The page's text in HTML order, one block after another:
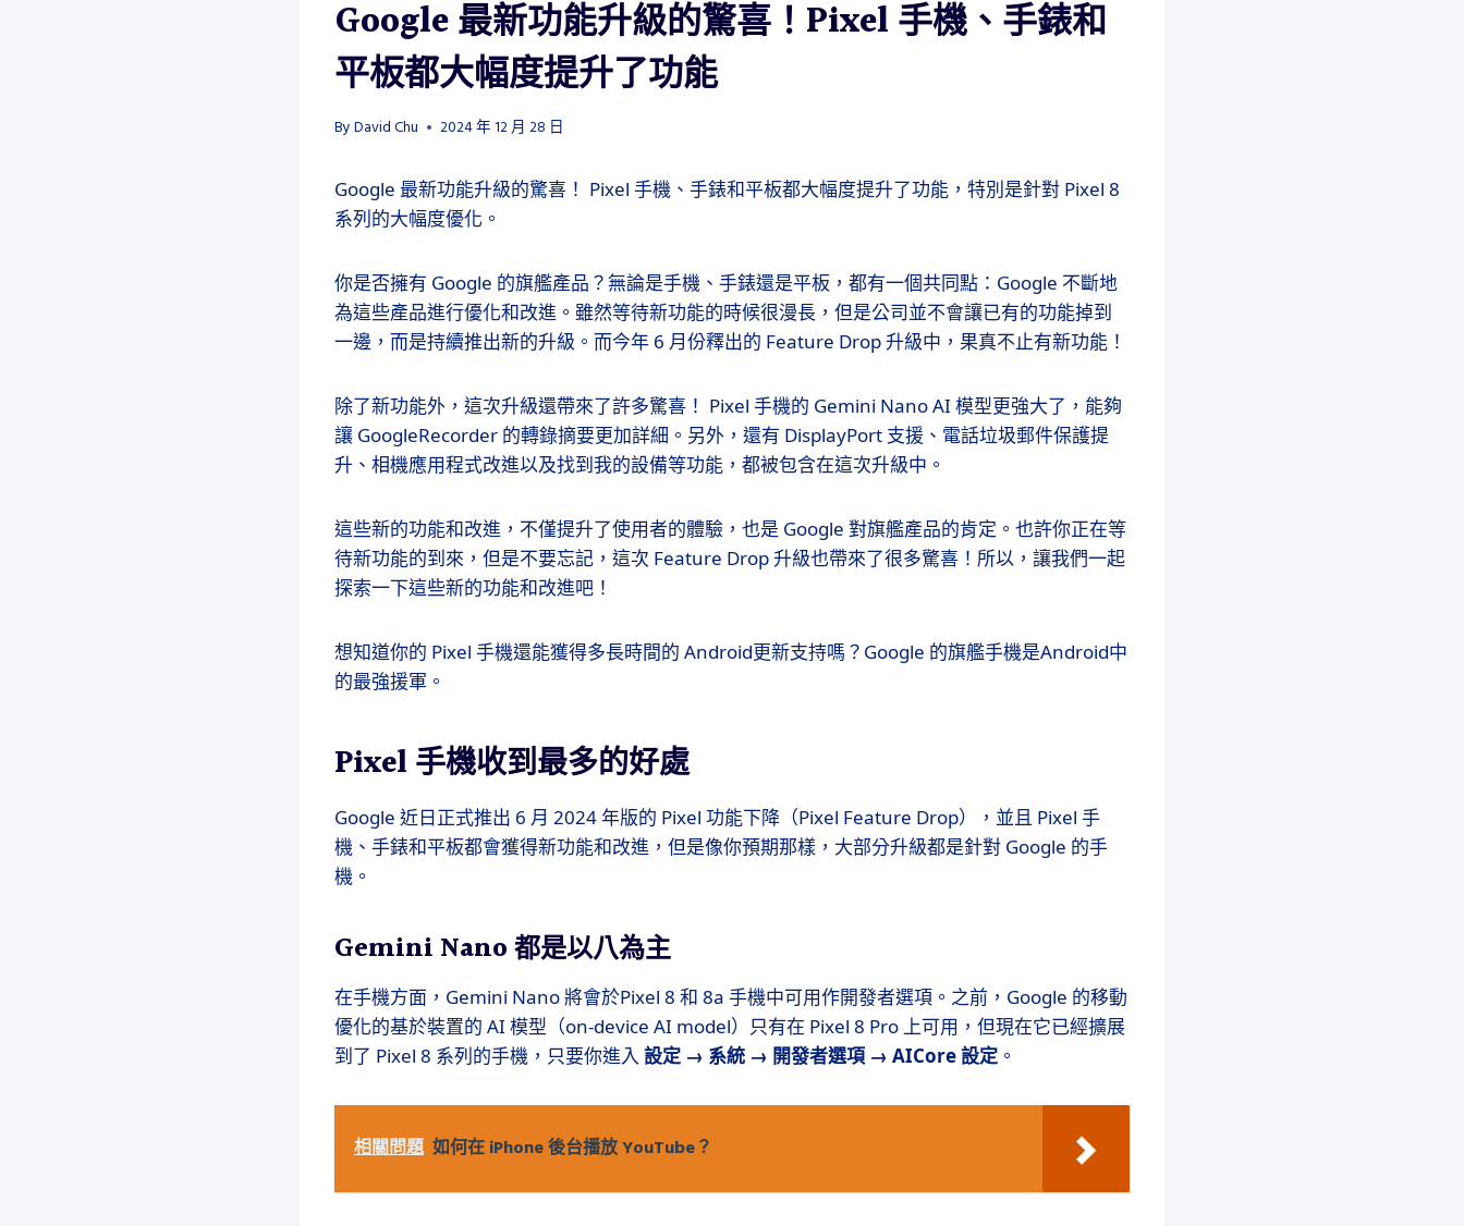
Google 最新功能升級的驚喜！Pixel 手機、手錶和
平板都大幅度提升了功能
By David Chu 2024 年 12 月 28 日
Google 最新功能升級的驚喜！ Pixel 手機、手錶和平板都大幅度提升了功能，特別是針對 Pixel 8
系列的大幅度優化。
你是否擁有 Google 的旗艦產品？無論是手機、手錶還是平板，都有一個共同點：Google 不斷地
為這些產品進行優化和改進。雖然等待新功能的時候很漫長，但是公司並不會讓已有的功能掉到
一邊，而是持續推出新的升級。而今年 6 月份釋出的 Feature Drop 升級中，果真不止有新功能！
除了新功能外，這次升級還帶來了許多驚喜！ Pixel 手機的 Gemini Nano AI 模型更強大了，能夠
讓 GoogleRecorder 的轉錄摘要更加詳細。另外，還有 DisplayPort 支援、電話垃圾郵件保護提
升、相機應用程式改進以及找到我的設備等功能，都被包含在這次升級中。
這些新的功能和改進，不僅提升了使用者的體驗，也是 Google 對旗艦產品的肯定。也許你正在等
待新功能的到來，但是不要忘記，這次 Feature Drop 升級也帶來了很多驚喜！所以，讓我們一起
探索一下這些新的功能和改進吧！
想知道你的 Pixel 手機還能獲得多長時間的 Android更新支持嗎？Google 的旗艦手機是Android中
的最強援軍。
Pixel 手機收到最多的好處
Google 近日正式推出 6 月 2024 年版的 Pixel 功能下降（Pixel Feature Drop），並且 Pixel 手
機、手錶和平板都會獲得新功能和改進，但是像你預期那樣，大部分升級都是針對 Google 的手
機。
Gemini Nano 都是以八為主
在手機方面，Gemini Nano 將會於Pixel 8 和 8a 手機中可用作開發者選項。之前，Google 的移動
優化的基於裝置的 AI 模型（on-device AI model）只有在 Pixel 8 Pro 上可用，但現在它已經擴展
到了 Pixel 8 系列的手機，只要你進入 設定 → 系統 → 開發者選項 → AICore 設定 。
相關問題 如何在 iPhone 後台播放 YouTube？